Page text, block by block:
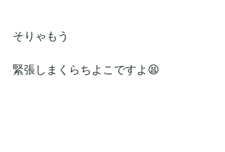
そりゃもう
緊張しまくらちよこですよ😫